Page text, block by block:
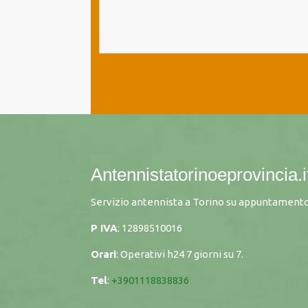
Servizio antennista a Torino su
P IVA: 12898510016
Orari: Operativi h24 7 giorni su 7.
Tel: +3901118838836